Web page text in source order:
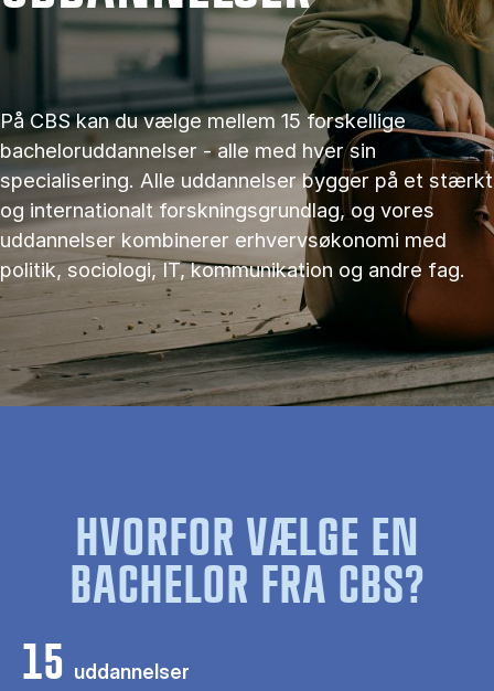
På CBS kan du vælge mellem 15 forskellige
bacheloruddannelser - alle med hver sin
specialisering. Alle uddannelser bygger på et stærkt
og internationalt forskningsgrundlag, og vores
uddannelser kombinerer erhvervsøkonomi med
politik, sociologi, IT, kommunikation og andre fag.
HVORFOR VÆLGE EN
BACHELOR FRA CBS?
15 uddannelser